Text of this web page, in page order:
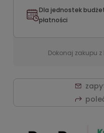
Dla jednostek
płatności
Dokonaj zakupu